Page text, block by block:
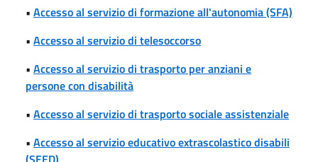
• Accesso al servizio di formazione all'autonomia (SFA)
• Accesso al servizio di telesoccorso
• Accesso al servizio di trasporto per anziani e
persone con disabilità
• Accesso al servizio di trasporto sociale assistenziale
• Accesso al servizio educativo extrascolastico disabili